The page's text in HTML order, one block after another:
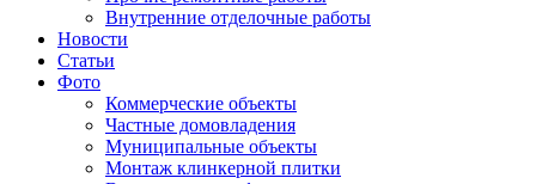
Внутренние отделочные работы
Новости
Статьи
Фото
Коммерческие объекты
Частные домовладения
Муниципальные объекты
Монтаж клинкерной плитки